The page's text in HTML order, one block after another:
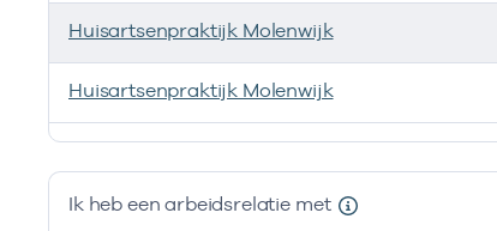
Ik ben werkzaam bij de volgende vestigingen
Huisartsenpraktijk Molenwijk
Huisartsenpraktijk Molenwijk
Ik heb een arbeidsrelatie met